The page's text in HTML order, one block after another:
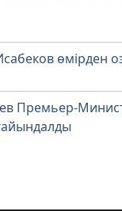
өмірден
Премьер-